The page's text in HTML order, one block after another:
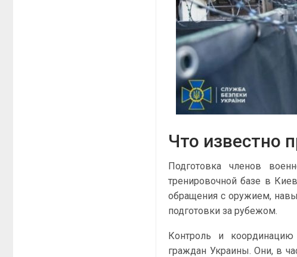
Что известно
Подготовка членов
тренировочной базе в
обращения с оружием,
подготовки за рубежом.
Контроль и координацию
граждан Украины. Они, в